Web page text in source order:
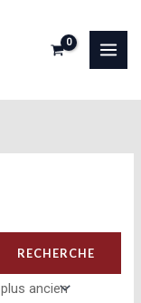
RECHERCHE